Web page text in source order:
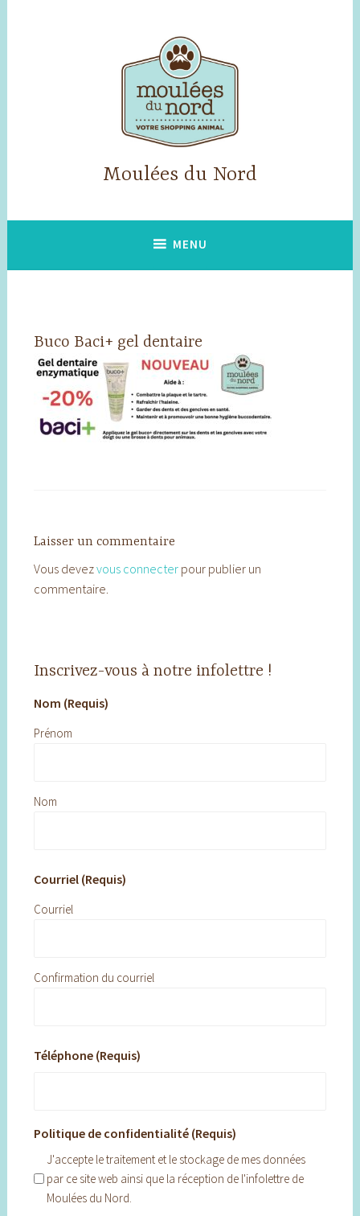
Moulées du Nord
MENU
Buco Baci+ gel dentaire
Laisser un commentaire
Vous devezvous connecterpour publier un
commentaire.
Inscrivez-vous à notre infolettre !
Nom (Requis)
Prénom
Nom
Courriel (Requis)
Courriel
Confirmation du courriel
Téléphone (Requis)
Politique de confidentialité (Requis)
J'accepte le traitement et le stockage de mes données
par ce site web ainsi que la réception de l'infolettre de
Moulées du Nord.